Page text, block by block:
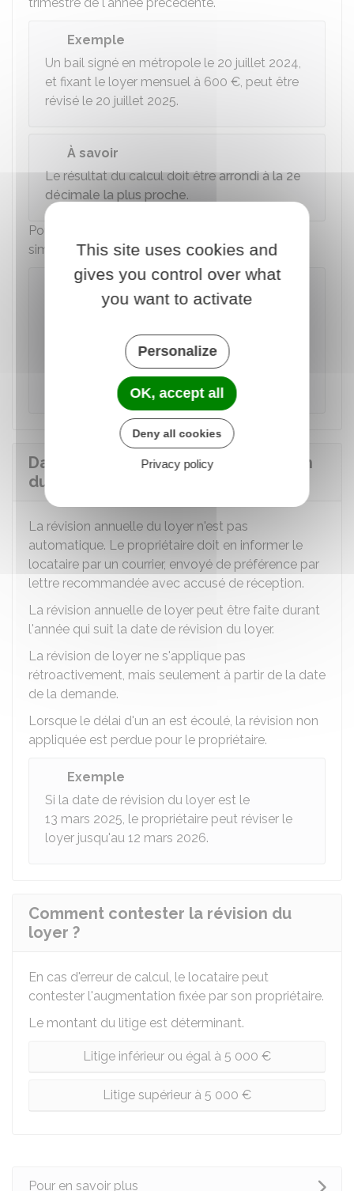
Exemple
Un bail signé en métropole le 20 juillet 2024,
et fixant le loyer mensuel à 600 €, peut être
révisé le 20 juillet 2025.
À savoir
Le résultat du calcul doit êtrearrondi à la 2e
décimale la plus proche.
Pour faire ce calcul, vous pouvez utiliser le
simulateur suivant :
Calculer la révision du loyer
Accéder au Simulateur
Agence nationale pour l'information sur le logement
(Anil)
Dans quel délai s'applique la révision
du loyer ?
La révision annuelle du loyer n'est pas
automatique. Le propriétaire doit en informer le
locataire par un courrier, envoyé de préférence par
lettre recommandée avec accusé de réception.
La révision annuelle de loyer peut être faite durant
l'année qui suit la date de révision du loyer.
La révision de loyer ne s'applique pas
rétroactivement, mais seulement à partir de la date
de la demande.
Lorsque le délai d'un an est écoulé, la révision non
appliquée est perdue pour le propriétaire.
Exemple
Si la date de révision du loyer est le
13 mars 2025, le propriétaire peut réviser le
loyer jusqu'au 12 mars 2026.
Comment contester la révision du
loyer ?
En cas d'erreur de calcul, le locataire peut
contester l'augmentation fixée par son propriétaire.
Le montant du litige est déterminant.
Litige inférieur ou égal à 5 000 €
Litige supérieur à 5 000 €
Pour en savoir plus
This site uses cookies and
gives you control over what
you want to activate
Personalize
OK, accept all
Deny all cookies
Privacy policy